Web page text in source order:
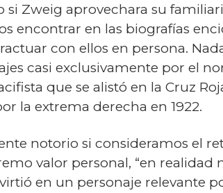
si Zweig aprovechara su
encontrar en las biografías
con ellos en persona.
casi exclusivamente por el
que se alistó en la Cruz
la extrema derecha en 1922.
notorio si consideramos el
valor personal, “en realidad
en un personaje relevante